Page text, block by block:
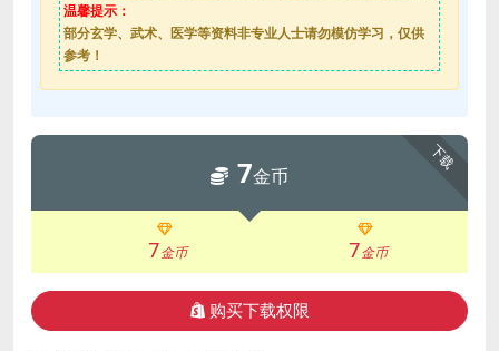
温馨提示：
部分玄学、武术、医学等资料非专业人士请勿模仿学习，仅供
参考！
下载
7金币
7金币 7金币
购买下载权限